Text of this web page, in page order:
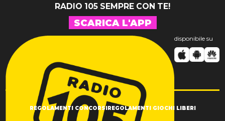
RADIO 105 SEMPRE CON TE!
SCARICA L'APP
disponibile su
REGOLAMENTI CONCORSIREGOLAMENTI GIOCHI LIBERI